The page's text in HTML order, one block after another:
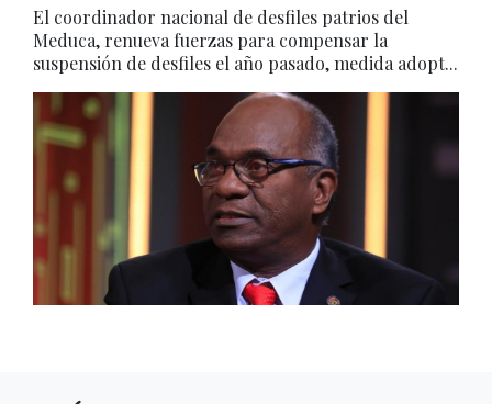
El coordinador nacional de desfiles patrios del
Meduca, renueva fuerzas para compensar la
suspensión de desfiles el año pasado, medida adopt...